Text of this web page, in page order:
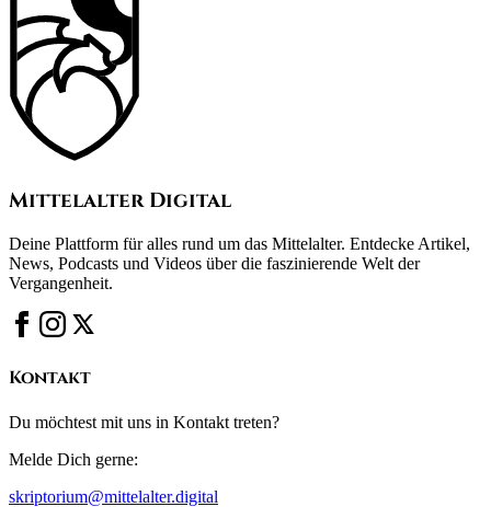
Mittelalter Digital
Deine Plattform für alles rund um das Mittelalter. Entdecke Artikel,
News, Podcasts und Videos über die faszinierende Welt der
Vergangenheit.
Kontakt
Du möchtest mit uns in Kontakt treten?
Melde Dich gerne:
skriptorium@mittelalter.digital